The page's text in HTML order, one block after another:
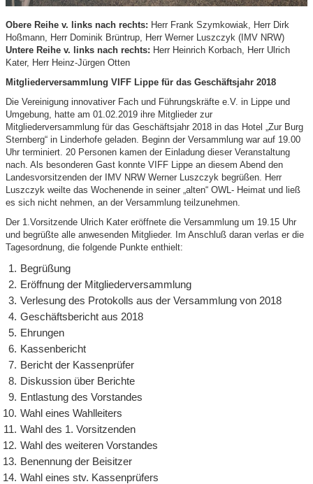
Obere Reihe v. links nach rechts: Herr Frank Szymkowiak, Herr Dirk
Hoßmann, Herr Dominik Brüntrup, Herr Werner Luszczyk (IMV NRW)
Untere Reihe v. links nach rechts: Herr Heinrich Korbach, Herr Ulrich
Kater, Herr Heinz-Jürgen Otten
Mitgliederversammlung VIFF Lippe für das Geschäftsjahr 2018
Die Vereinigung innovativer Fach und Führungskräfte e.V. in Lippe und
Umgebung, hatte am 01.02.2019 ihre Mitglieder zur
Mitgliederversammlung für das Geschäftsjahr 2018 in das Hotel „Zur Burg
Sternberg“ in Linderhofe geladen. Beginn der Versammlung war auf 19.00
Uhr terminiert. 20 Personen kamen der Einladung dieser Veranstaltung
nach. Als besonderen Gast konnte VIFF Lippe an diesem Abend den
Landesvorsitzenden der IMV NRW Werner Luszczyk begrüßen. Herr
Luszczyk weilte das Wochenende in seiner „alten“ OWL- Heimat und ließ
es sich nicht nehmen, an der Versammlung teilzunehmen.
Der 1.Vorsitzende Ulrich Kater eröffnete die Versammlung um 19.15 Uhr
und begrüßte alle anwesenden Mitglieder. Im Anschluß daran verlas er die
Tagesordnung, die folgende Punkte enthielt:
Begrüßung
Eröffnung der Mitgliederversammlung
Verlesung des Protokolls aus der Versammlung von 2018
Geschäftsbericht aus 2018
Ehrungen
Kassenbericht
Bericht der Kassenprüfer
Diskussion über Berichte
Entlastung des Vorstandes
Wahl eines Wahlleiters
Wahl des 1. Vorsitzenden
Wahl des weiteren Vorstandes
Benennung der Beisitzer
Wahl eines stv. Kassenprüfers